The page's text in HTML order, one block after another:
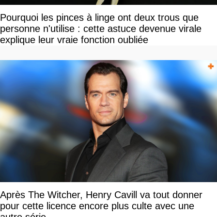
Pourquoi les pinces à linge ont deux trous que
personne n'utilise : cette astuce devenue virale
explique leur vraie fonction oubliée
Après The Witcher, Henry Cavill va tout donner
pour cette licence encore plus culte avec une